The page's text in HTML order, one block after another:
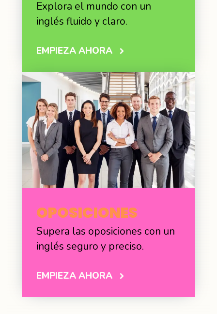
Explora el mundo con un
inglés fluido y claro.
EMPIEZA AHORA
OPOSICIONES
Supera las oposiciones con un
inglés seguro y preciso.
EMPIEZA AHORA